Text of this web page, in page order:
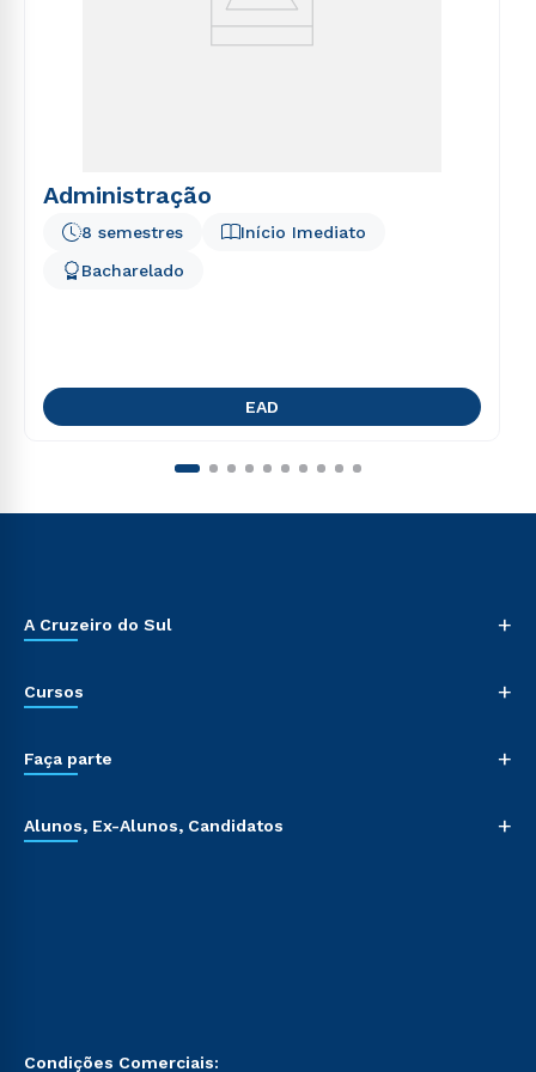
Administração
Início Imediato
8 semestres
Bacharelado
EAD
A Cruzeiro do Sul +
Cursos +
Faça parte +
Alunos, Ex-Alunos, Candidatos +
Condições Comerciais: